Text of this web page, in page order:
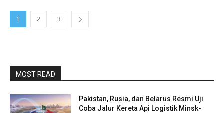
1 2 3
MOST READ
Pakistan, Rusia, dan Belarus Resmi Uji
Coba Jalur Kereta Api Logistik Minsk-